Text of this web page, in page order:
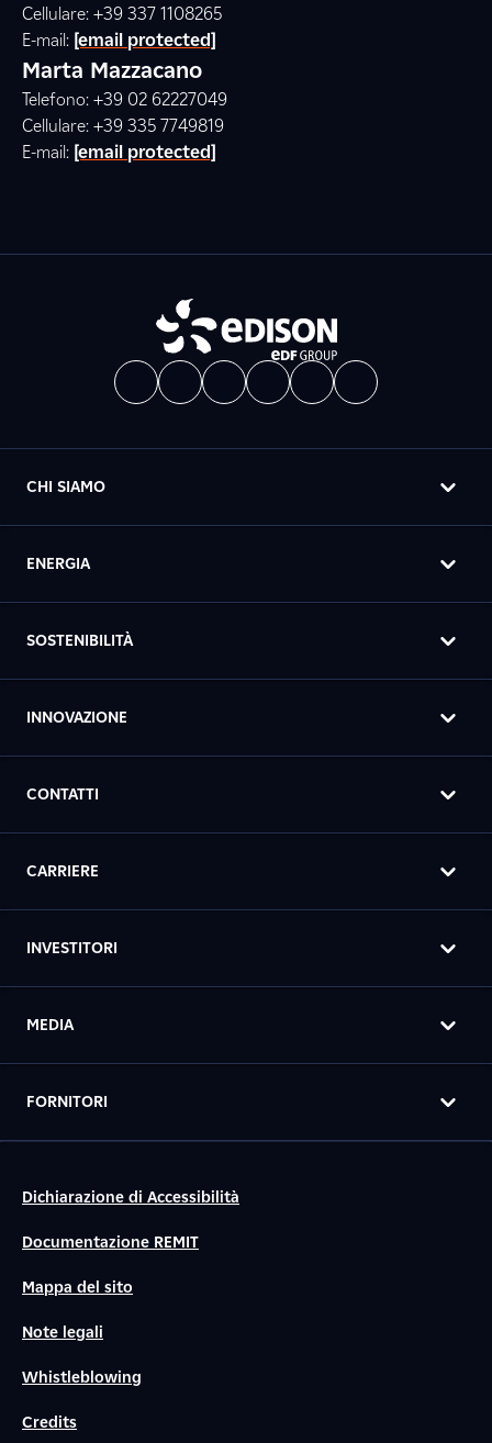
Cellulare: +39 337 1108265
E-mail: [email protected]
Marta Mazzacano
Telefono: +39 02 62227049
Cellulare: +39 335 7749819
E-mail: [email protected]
CHI SIAMO
ENERGIA
SOSTENIBILITÀ
INNOVAZIONE
CONTATTI
CARRIERE
INVESTITORI
MEDIA
FORNITORI
Dichiarazione di Accessibilità
Documentazione REMIT
Mappa del sito
Note legali
Whistleblowing
Credits